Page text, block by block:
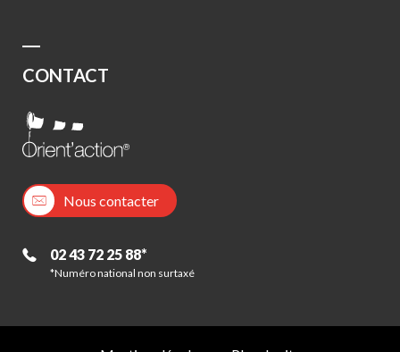
CONTACT
Nous contacter
02 43 72 25 88*
*Numéro national non surtaxé